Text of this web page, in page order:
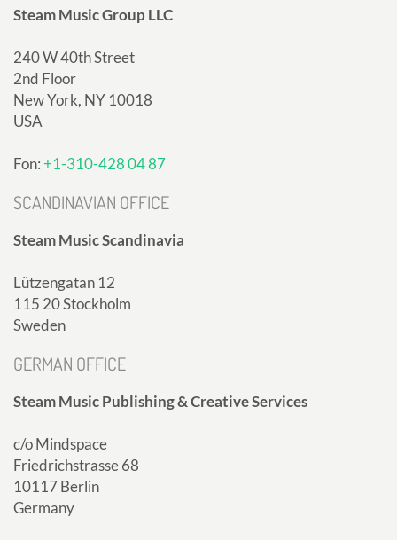
Steam Music Group LLC
240 W 40th Street
2nd Floor
New York, NY 10018
USA
Fon:+1-310-428 04 87
SCANDINAVIAN OFFICE
Steam Music Scandinavia
Lützengatan 12
115 20 Stockholm
Sweden
GERMAN OFFICE
Steam Music Publishing & Creative Services
c/o Mindspace
Friedrichstrasse 68
10117 Berlin
Germany